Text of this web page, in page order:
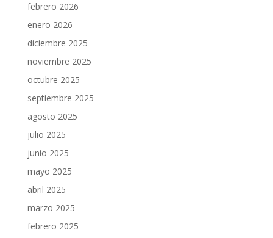
febrero 2026
enero 2026
diciembre 2025
noviembre 2025
octubre 2025
septiembre 2025
agosto 2025
julio 2025
junio 2025
mayo 2025
abril 2025
marzo 2025
febrero 2025